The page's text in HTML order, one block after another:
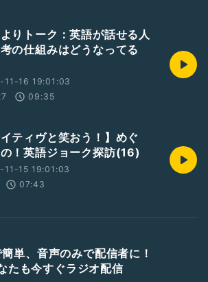
りトーク：英語が話せる人
の仕組みはどうなってる
11-16 19:01:03
09:35
イティヴと笑おう！】めぐ
！英語ジョーク探訪(16)
11-15 19:01:03
07:43
単、音声のみで配信者に！
たも今すぐラジオ配信